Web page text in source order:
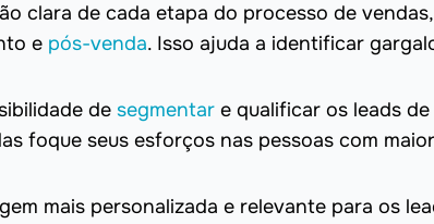
clara de cada etapa do processo de vendas,
e pós-venda. Isso ajuda a identificar
de segmentar e qualificar os leads
foque seus esforços nas pessoas com maior
mais personalizada e relevante para os